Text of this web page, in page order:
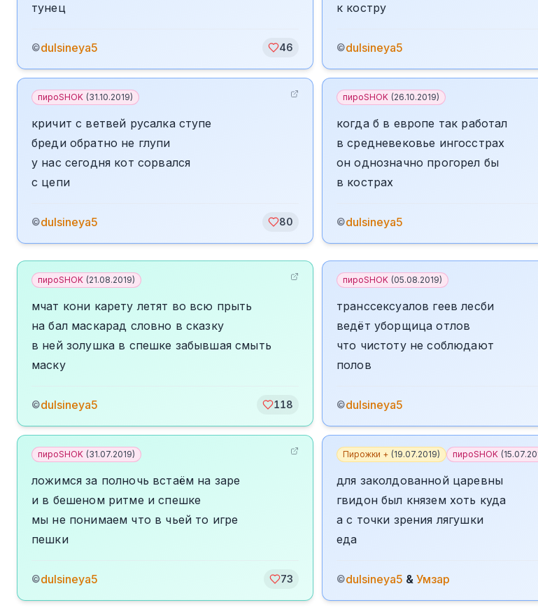
тунец
©dulsineya5 46
к костру
©dulsineya5
пироSHOK (31.10.2019)
кричит с ветвей русалка ступе
бреди обратно не глупи
у нас сегодня кот сорвался
с цепи
©dulsineya5 80
пироSHOK (26.10.2019)
когда б в европе так работал
в средневековье ингосстрах
он однозначно прогорел бы
в кострах
©dulsineya5
пироSHOK (21.08.2019)
мчат кони карету летят во всю прыть
на бал маскарад словно в сказку
в ней золушка в спешке забывшая смыть
маску
©dulsineya5 118
пироSHOK (05.08.2019)
транссексуалов геев лесби
ведёт уборщица отлов
что чистоту не соблюдают
полов
©dulsineya5
пироSHOK (31.07.2019)
ложимся за полночь встаём на заре
и в бешеном ритме и спешке
мы не понимаем что в чьей то игре
пешки
©dulsineya5 73
Пирожки + (19.07.2019) пироSHOK (
для заколдованной царевны
гвидон был князем хоть куда
а с точки зрения лягушки
еда
©dulsineya5 & Умзар